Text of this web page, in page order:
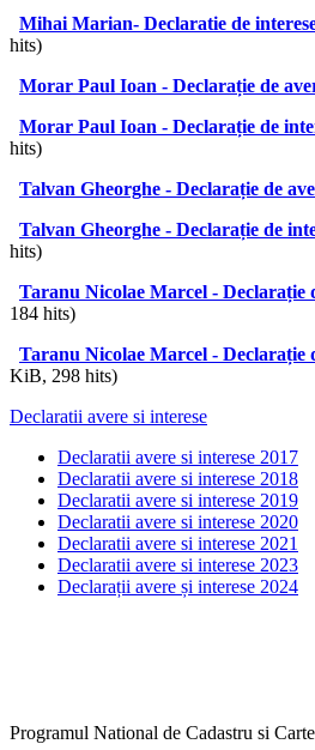
Mihai Marian- Declaratie de
hits)
Morar Paul Ioan - Declarație de
Morar Paul Ioan - Declarație de
hits)
Talvan Gheorghe - Declarație de
Talvan Gheorghe - Declarație de
hits)
Taranu Nicolae Marcel - Declarație
184 hits)
Taranu Nicolae Marcel - Declarație
KiB, 298 hits)
Declaratii avere si interese
Declaratii avere si interese 2017
Declaratii avere si interese 2018
Declaratii avere si interese 2019
Declaratii avere si interese 2020
Declaratii avere si interese 2021
Declaratii avere si interese 2023
Declarații avere și interese 2024
Programul National de Cadastru si